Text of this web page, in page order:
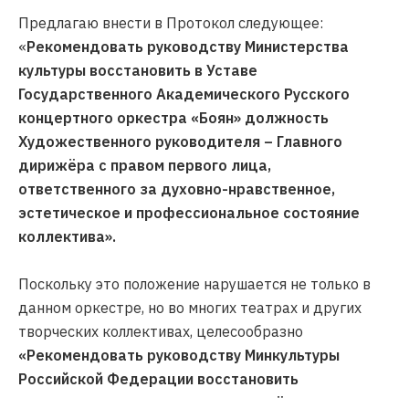
Предлагаю внести в Протокол следующее:
«Рекомендовать руководству Министерства
культуры восстановить в Уставе
Государственного Академического Русского
концертного оркестра «Боян» должность
Художественного руководителя – Главного
дирижёра с правом первого лица,
ответственного за духовно-нравственное,
эстетическое и профессиональное состояние
коллектива».
Поскольку это положение нарушается не только в
данном оркестре, но во многих театрах и других
творческих коллективах, целесообразно
«Рекомендовать руководству Минкультуры
Российской Федерации восстановить